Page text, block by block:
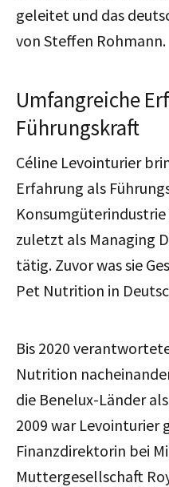
geleitet und das
von Steffen Rohmann.
Umfangreiche
Führungskraft
Céline Levointurier
Erfahrung als
zuletzt als Managing
tätig. Zuvor was sie
Pet Nutrition in
Bis 2020
Nutrition
die Benelux-Länder
2009 war Levointurier
Finanzdirektorin bei
Muttergesellschaft